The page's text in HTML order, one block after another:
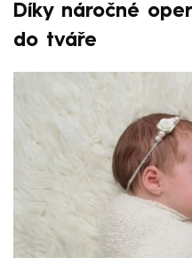
Díky náročné
do tváře